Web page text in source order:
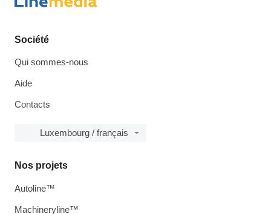
Société
Qui sommes-nous
Aide
Contacts
Luxembourg / français
Nos projets
Autoline™
Machineryline™